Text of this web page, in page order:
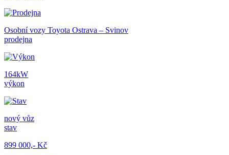
Osobní vozy Toyota Ostrava – Svinov
prodejna
164kW
výkon
nový vůz
stav
899 000,- Kč